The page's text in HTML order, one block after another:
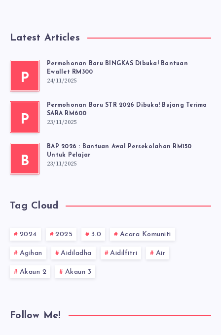
Latest Articles
P
Permohonan Baru BINGKAS Dibuka! Bantuan
Ewallet RM300
24/11/2025
P
Permohonan Baru STR 2026 Dibuka! Bujang Terima
SARA RM600
23/11/2025
B
BAP 2026 : Bantuan Awal Persekolahan RM150
Untuk Pelajar
23/11/2025
Tag Cloud
2024 2025 3.0 Acara Komuniti
Agihan Aidiladha Aidilfitri Air
Akaun 2 Akaun 3
Follow Me!